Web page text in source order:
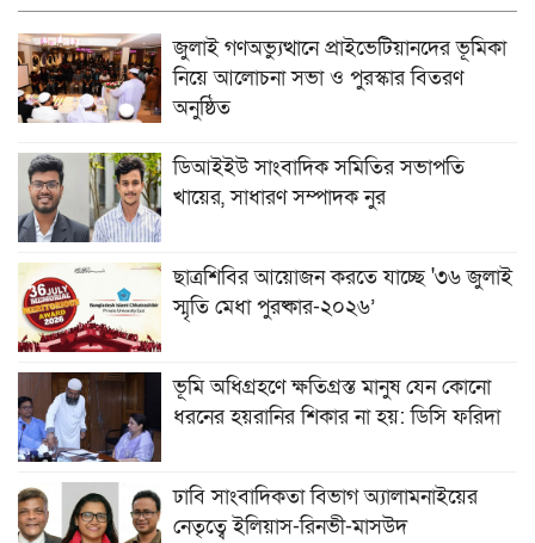
জুলাই গণঅভ্যুত্থানে প্রাইভেটিয়ানদের ভূমিকা
নিয়ে আলোচনা সভা ও পুরস্কার বিতরণ
অনুষ্ঠিত
ডিআইইউ সাংবাদিক সমিতির সভাপতি
খায়ের, সাধারণ সম্পাদক নুর
ছাত্রশিবির আয়োজন করতে যাচ্ছে '৩৬ জুলাই
স্মৃতি মেধা পুরষ্কার-২০২৬’
ভূমি অধিগ্রহণে ক্ষতিগ্রস্ত মানুষ যেন কোনো
ধরনের হয়রানির শিকার না হয়: ডিসি ফরিদা
ঢাবি সাংবাদিকতা বিভাগ অ্যালামনাইয়ের
নেতৃত্বে ইলিয়াস-রিনভী-মাসউদ